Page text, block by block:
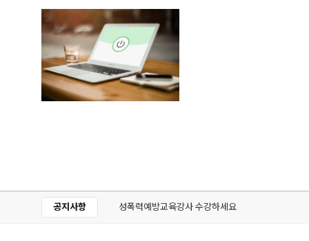
공지사항 성폭력예방교육강사 수강하세요